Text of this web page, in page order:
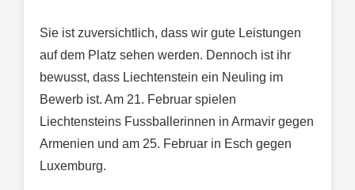
Sie ist zuversichtlich, dass wir gute Leistungen
auf dem Platz sehen werden. Dennoch ist ihr
bewusst, dass Liechtenstein ein Neuling im
Bewerb ist. Am 21. Februar spielen
Liechtensteins Fussballerinnen in Armavir gegen
Armenien und am 25. Februar in Esch gegen
Luxemburg.